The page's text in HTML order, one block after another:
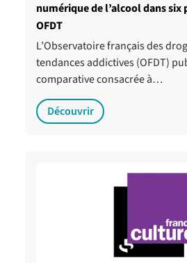
numérique de l’alcool dans six
OFDT
L’Observatoire français des
tendances addictives (OFDT)
comparative consacrée à…
Découvrir